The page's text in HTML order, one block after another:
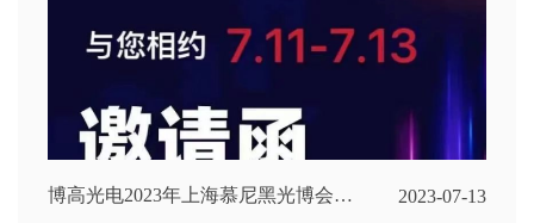
博高光电2023年上海慕尼黑光博会与
2023-07-13